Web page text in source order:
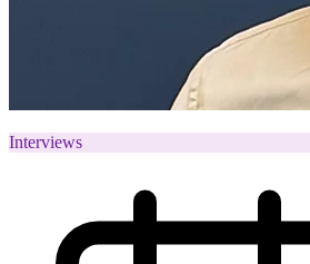
Interviews